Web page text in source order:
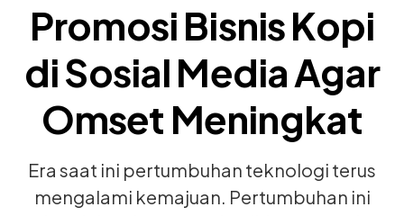
Promosi Bisnis Kopi
di Sosial Media Agar
Omset Meningkat
Era saat ini pertumbuhan teknologi terus
mengalami kemajuan. Pertumbuhan ini